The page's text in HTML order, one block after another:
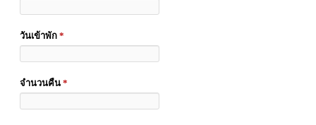
วันเข้าพัก *
จำนวนคืน *